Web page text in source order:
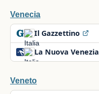
Venecia
Il Gazzettino
La Nuova Venezia
Veneto